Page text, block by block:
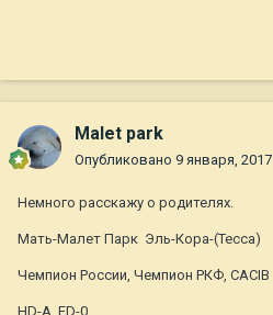
Malet park
Опубликовано 9 января, 2017
Немного расскажу о родителях.
Мать-Малет Парк Эль-Кора-(Тесса)
Чемпион России, Чемпион РКФ, CACIB
HD-A, ED-0